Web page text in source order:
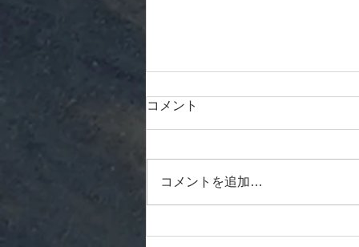
2025年度 関東学生王座ワイ
リー場 天候： 曇・無風 ＜試合結
果(男子)＞ 本塾メンバー：髙橋
コメント
コメントを追加…